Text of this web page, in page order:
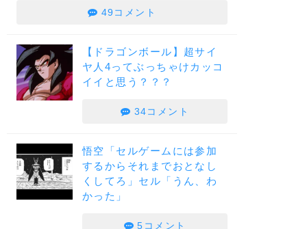
49コメント
【ドラゴンボール】超サイ
ヤ人4ってぶっちゃけカッコ
イイと思う？？？
34コメント
悟空「セルゲームには参加
するからそれまでおとなし
くしてろ」セル「うん、わ
かった」
5コメント